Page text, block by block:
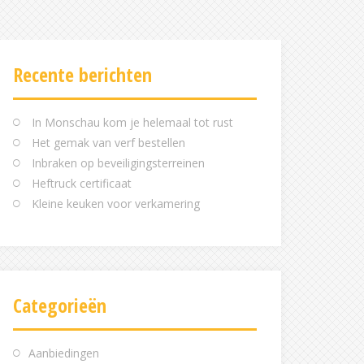
Recente berichten
In Monschau kom je helemaal tot rust
Het gemak van verf bestellen
Inbraken op beveiligingsterreinen
Heftruck certificaat
Kleine keuken voor verkamering
Categorieën
Aanbiedingen